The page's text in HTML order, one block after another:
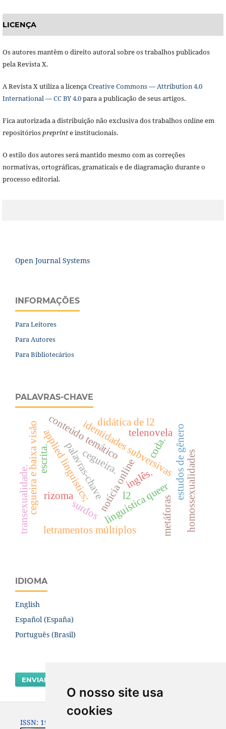
O nosso site usa
cookies
LICENÇA
Os autores mantêm o direito autoral sobre os trabalhos publicados
pela Revista X.
A Revista X utiliza a licençaCreative Commons — Attribution 4.0
International — CC BY 4.0para a publicação de seus artigos.
Fica autorizada a distribuição não exclusiva dos trabalhos online em
repositóriospreprinte institucionais.
O estilo dos autores será mantido mesmo com as correções
normativas, ortográficas, gramaticais e de diagramação durante o
processo editorial.
Open Journal Systems
INFORMAÇÕES
Para Leitores
Para Autores
Para Bibliotecários
PALAVRAS-CHAVE
applied linguistics;
surdos
identidades subversivasestudos de gênero
linguística queer
letramentos múltiplos
rizoma
cegueira e baixa visão coda.
notícia online
palavras-chave
transexualidade. homossexualidades
telenovela
conteúdo temático
metáforas
l2
didática de l2
inglês.
cegueira.
escrita.
IDIOMA
English
Español (España)
Português (Brasil)
ENVIAR SUBMISSÃO
ISSN: 1980-0614